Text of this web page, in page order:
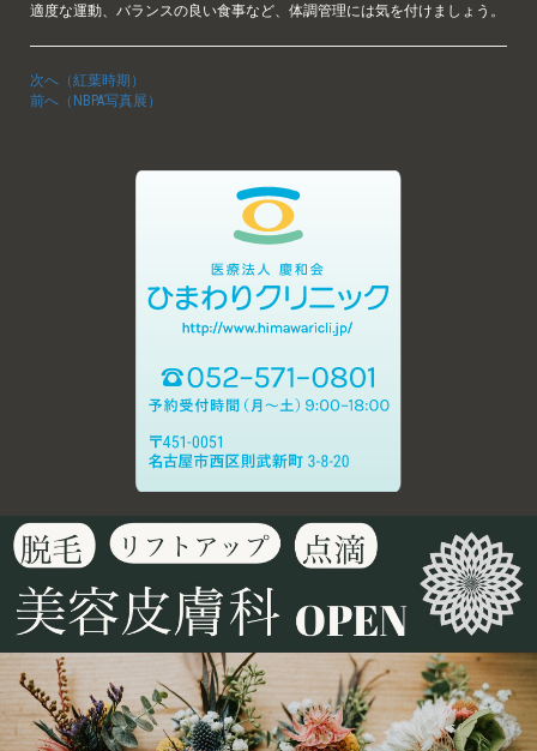
適度な運動、バランスの良い食事など、体調管理には気を付けましょう。
次へ（紅葉時期）
前へ（NBPA写真展）